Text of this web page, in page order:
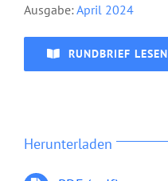
Ausgabe:April 2024
RUNDBRIEF LESEN
Herunterladen